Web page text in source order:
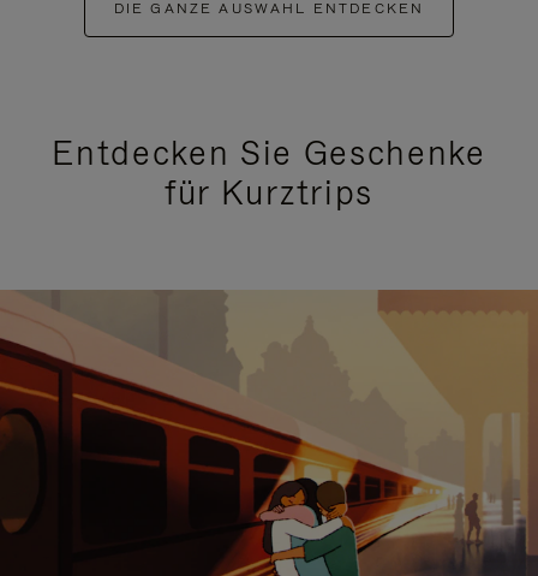
DIE GANZE AUSWAHL ENTDECKEN
Entdecken Sie Geschenke
für Kurztrips